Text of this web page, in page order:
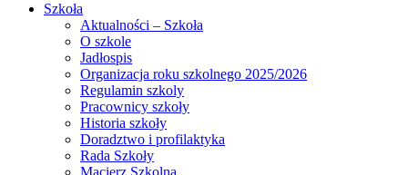
Szkoła
Aktualności – Szkoła
O szkole
Jadłospis
Organizacja roku szkolnego 2025/2026
Regulamin szkoly
Pracownicy szkoły
Historia szkoły
Doradztwo i profilaktyka
Rada Szkoły
Macierz Szkolna